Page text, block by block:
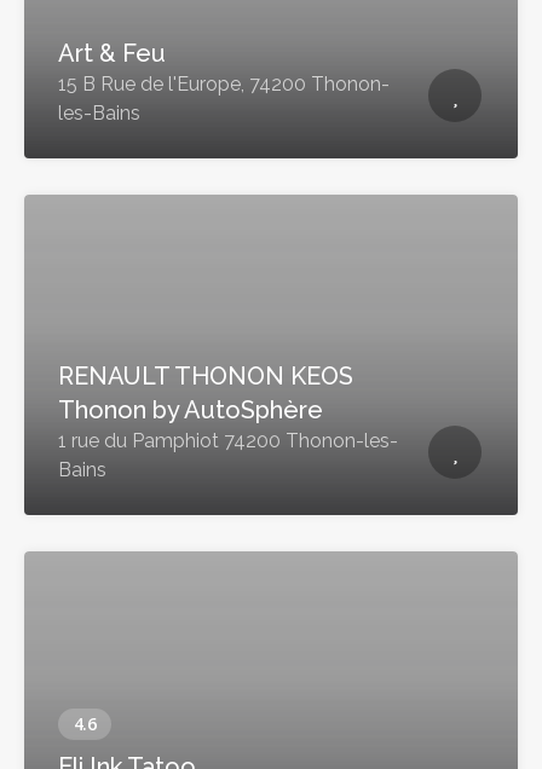
Art & Feu
15 B Rue de l'Europe, 74200 Thonon-
les-Bains
RENAULT THONON KEOS
Thonon by AutoSphère
1 rue du Pamphiot 74200 Thonon-les-
Bains